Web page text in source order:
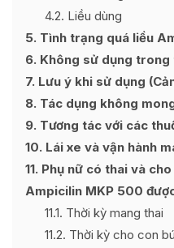
4.2 Liều dùng
5 Tình trạng quá liều
6 Không sử dụng trong
7 Lưu ý khi sử dụng
8 Tác dụng không
9 Tương tác với các
10 Lái xe và vận hành
11 Phụ nữ có thai và
Ampicilin MKP 500
11.1 Thời kỳ mang thai
11.2 Thời kỳ cho con bú